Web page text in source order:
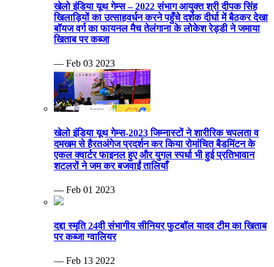
खेलो इंडिया यूथ गेम्स – 2022 संभाग आयुक्त श्री दीपक सिंह
खिलाड़ियों का उत्साहवर्धन करने पहुँचे दर्शक दीर्घा में बैठकर देखा
बॉयज वर्ग का फायनल मैच तेलंगाना के लोकेश रेड्डी ने जमाया
खिताब पर कब्जा
— Feb 03 2023
खेलो इंडिया यूथ गेम्स-2023 जिम्नास्टों ने शारीरिक चपलता व
दमखम से हैरतअंगेज प्रदर्शन कर किया रोमांचित बैडमिंटन के
एकल क्वार्टर फाइनल हुए और युगल स्पर्धा भी हुई प्रतिभावान
शटलरों ने जम कर बजवाईं तालियाँ
— Feb 01 2023
दद्दा स्मृति 24वी संभागीय सीनियर फुटबॉल यादव टीम का खिताब
पर कब्जा ग्वालियर
— Feb 13 2022